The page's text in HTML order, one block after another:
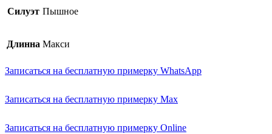
Силуэт Пышное
Длинна Макси
Записаться на бесплатную примерку WhatsApp
Записаться на бесплатную примерку Max
Записаться на бесплатную примерку Online